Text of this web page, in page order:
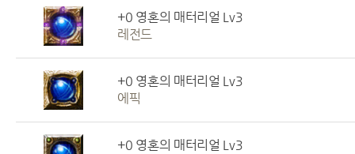
+0 영혼의 매터리얼 Lv3
레전드
+0 영혼의 매터리얼 Lv3
에픽
+0 영혼의 매터리얼 Lv3